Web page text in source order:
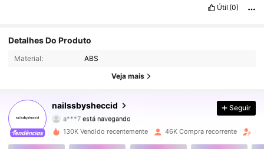
Útil (0)
Detalhes Do Produto
Material: ABS
Veja mais
nailssbysheccid
4,81 133K Seguidores
133K Seguidores
4,81
a***7 está navegando
4,81
Seguir
130K Vendido recentemente 46K Compra recorrente